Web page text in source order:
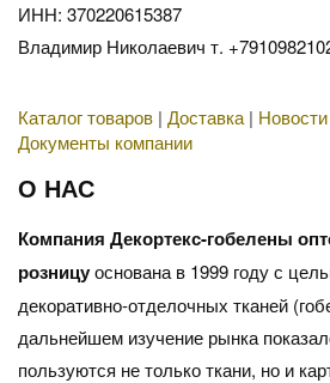
ИНН: 370220615387
Владимир Николаевич т.
Каталог товаров | Доставка|
Документы компании
О НАС
Компания Декортекс-гобелены
розницуоснована в 1999 году с
декоративно-отделочных тканей
дальнейшем изучение рынка
пользуются не только ткани, но и